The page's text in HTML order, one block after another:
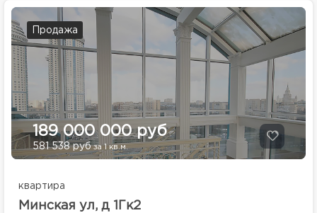
Продажа
189 000 000 руб
581 538 рубза 1 кв.м.
квартира
Минская ул, д 1Гк2